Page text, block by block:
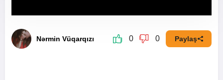
Nərmin Vüqarqızı 0 0 Paylaş